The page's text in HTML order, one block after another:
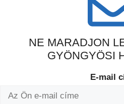
NE MARADJON
GYÖNGYÖSI
E-mail